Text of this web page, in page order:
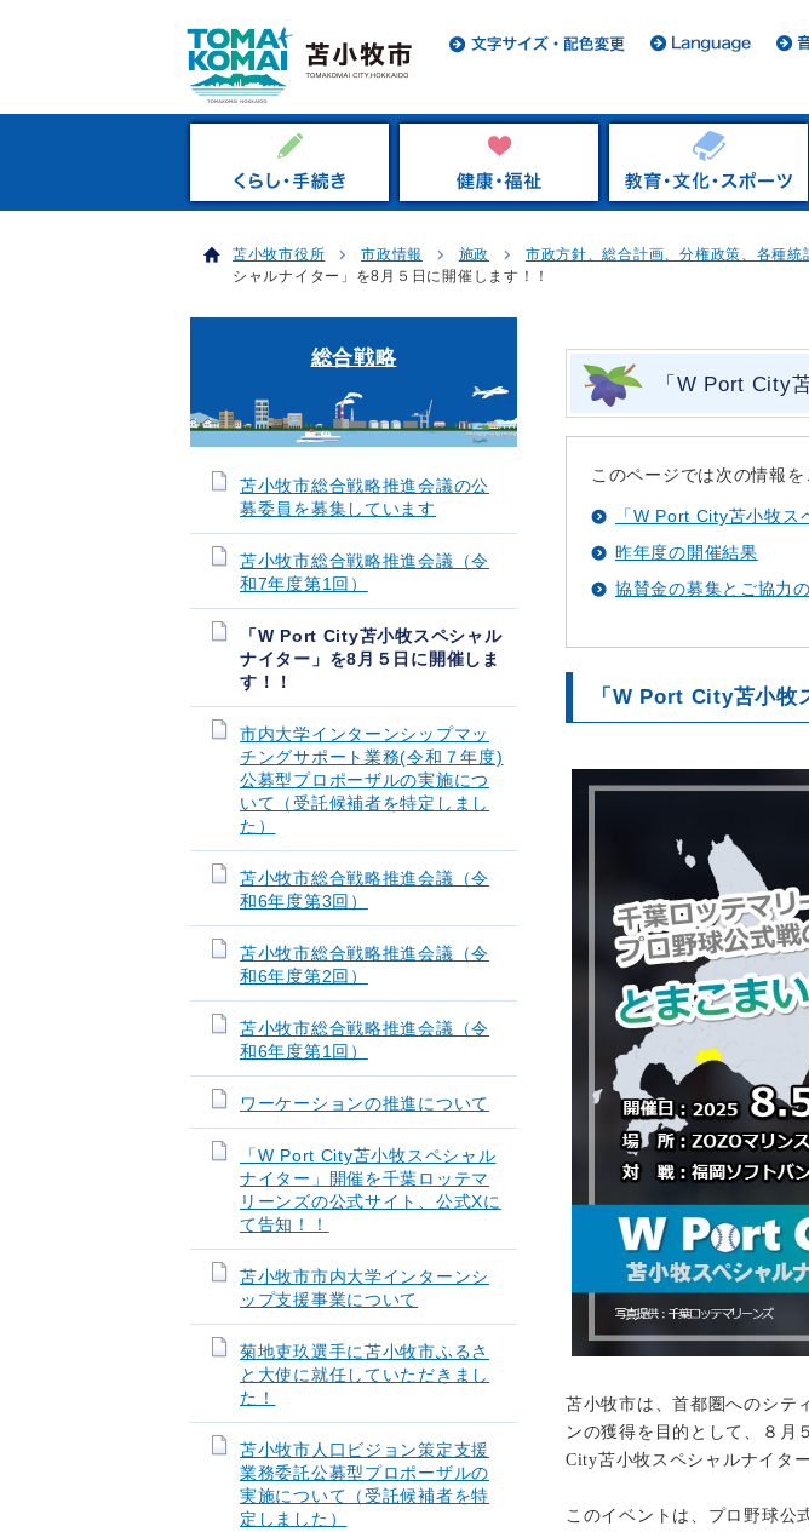
苫小牧市役所 市政情報 施政 市政方針、総合計画、分権政策、各種統
シャルナイター」を8月５日に開催します！！
「W Port City
このページでは次の情報を
「W Port City苫小牧ス
昨年度の開催結果
協賛金の募集とご協力
「 W Port City苫小牧
苫小牧市は、首都圏へのシテ
ンの獲得を目的として、８月
City苫小牧スペシャルナイタ
このイベントは、プロ野球公
総合戦略
苫小牧市総合戦略推進会議の公
募委員を募集しています
苫小牧市総合戦略推進会議（令
和7年度第1回）
「W Port City苫小牧スペシャル
ナイター」を8月５日に開催しま
す！！
市内大学インターンシップマッ
チングサポート業務(令和７年度)
公募型プロポーザルの実施につ
いて（受託候補者を特定しまし
た）
苫小牧市総合戦略推進会議（令
和6年度第3回）
苫小牧市総合戦略推進会議（令
和6年度第2回）
苫小牧市総合戦略推進会議（令
和6年度第1回）
ワーケーションの推進について
「W Port City苫小牧スペシャル
ナイター」開催を千葉ロッテマ
リーンズの公式サイト、公式Xに
て告知！！
苫小牧市市内大学インターンシ
ップ支援事業について
菊地吏玖選手に苫小牧市ふるさ
と大使に就任していただきまし
た！
苫小牧市人口ビジョン策定支援
業務委託公募型プロポーザルの
実施について（受託候補者を特
定しました）